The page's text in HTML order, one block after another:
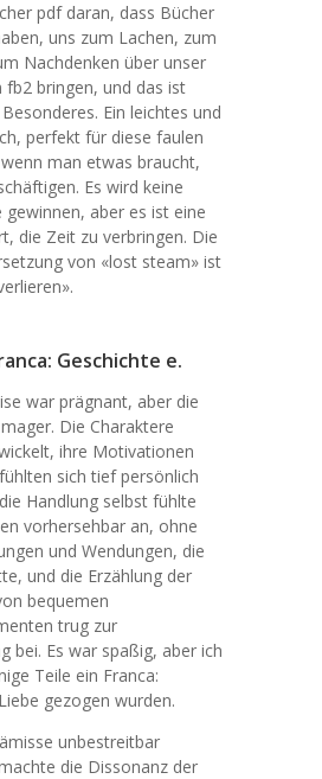
pdf daran, dass Bücher
uns zum Lachen, zum
Nachdenken über unser
fb2 bringen, und das ist
Ein leichtes und
perfekt für diese faulen
man etwas braucht,
Es wird keine
gewinnen, aber es ist eine
die Zeit zu verbringen. Die
von «lost steam» ist
Geschichte e.
war prägnant, aber die
Die Charaktere
ihre Motivationen
sich tief persönlich
Handlung selbst fühlte
vorhersehbar an, ohne
und Wendungen, die
und die Erzählung der
bequemen
trug zur
bei. Es war spaßig, aber ich
Teile ein Franca:
gezogen wurden.
unbestreitbar
die Dissonanz der